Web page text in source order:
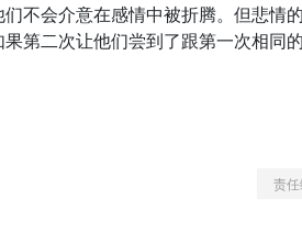
不会介意在感情中被折腾。但悲情
第二次让他们尝到了跟第一次相同
责